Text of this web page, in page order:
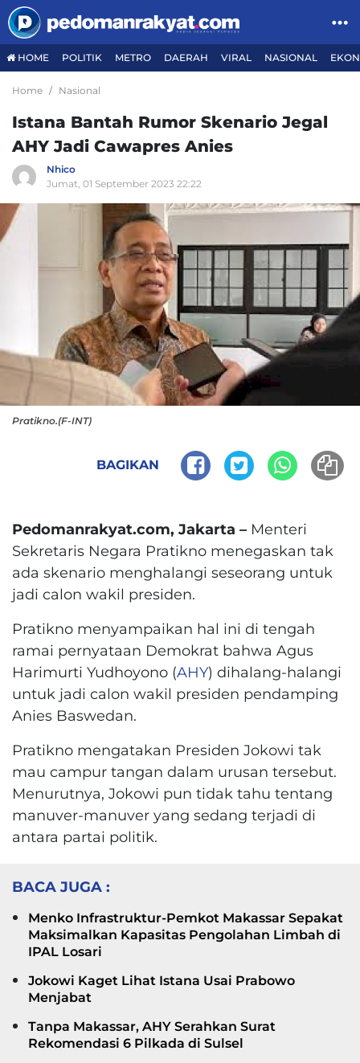
HOME POLITIK METRO DAERAH VIRAL NASIONAL
Home Nasional
Istana Bantah Rumor Skenario Jegal
AHY Jadi Cawapres Anies
Nhico
Jumat, 01 September 2023 22:22
Pratikno.(F-INT)
BAGIKAN
Pedomanrakyat.com, Jakarta – Menteri
Sekretaris Negara Pratikno menegaskan tak
ada skenario menghalangi seseorang untuk
jadi calon wakil presiden.
Pratikno menyampaikan hal ini di tengah
ramai pernyataan Demokrat bahwa Agus
Harimurti Yudhoyono (AHY) dihalang-halangi
untuk jadi calon wakil presiden pendamping
Anies Baswedan.
Pratikno mengatakan Presiden Jokowi tak
mau campur tangan dalam urusan tersebut.
Menurutnya, Jokowi pun tidak tahu tentang
manuver-manuver yang sedang terjadi di
antara partai politik.
BACA JUGA :
Menko Infrastruktur-Pemkot Makassar Sepakat
Maksimalkan Kapasitas Pengolahan Limbah di
IPAL Losari
Jokowi Kaget Lihat Istana Usai Prabowo
Menjabat
Tanpa Makassar, AHY Serahkan Surat
Rekomendasi 6 Pilkada di Sulsel